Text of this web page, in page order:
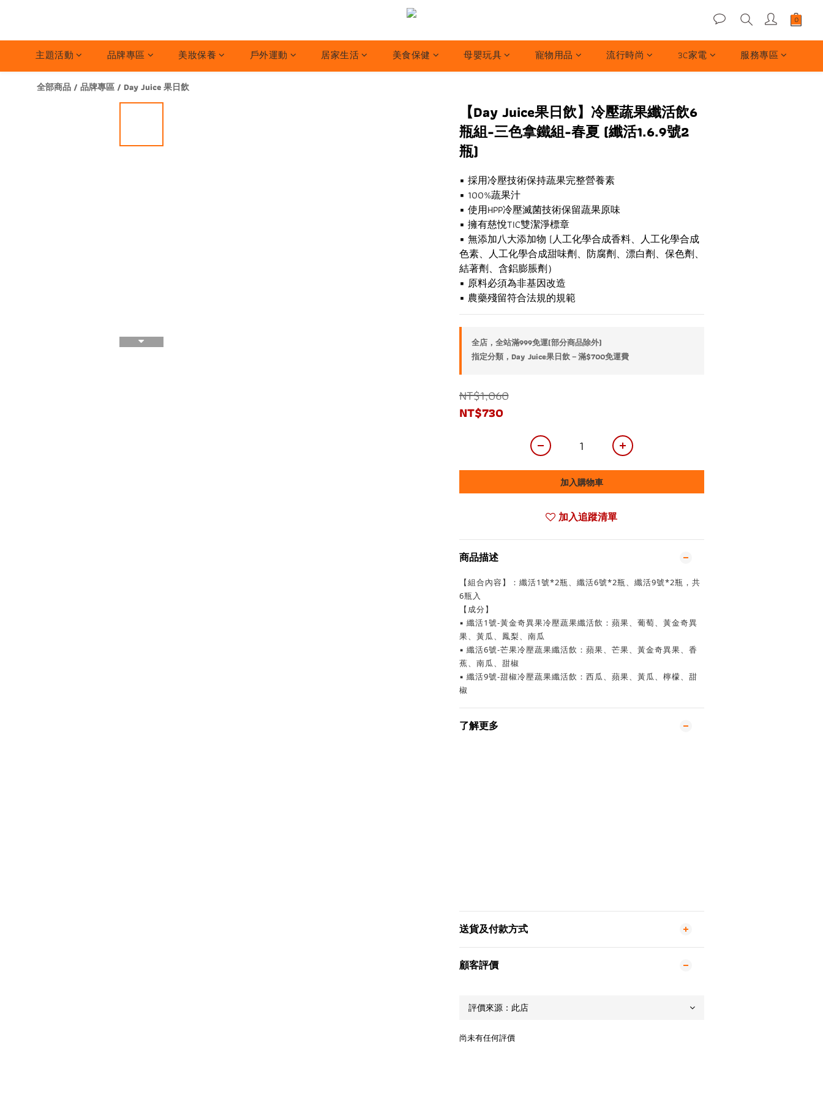
主題活動 品牌專區 美妝保養 戶外運動 居家生活 美食保健 母嬰玩具 寵物用品 流行時尚 3C家電 服務專區
全部商品/ 品牌專區/ Day Juice 果日飲
【Day Juice果日飲】冷壓蔬果纖活飲6
瓶組-三色拿鐵組-春夏 (纖活1.6.9號2
瓶)
▪︎ 採用冷壓技術保持蔬果完整營養素
▪︎ 100%蔬果汁
▪︎ 使用HPP冷壓滅菌技術保留蔬果原味
▪︎ 擁有慈悅TIC雙潔淨標章
▪︎ 無添加八大添加物 (人工化學合成香料、人工化學合成
色素、人工化學合成甜味劑、防腐劑、漂白劑、保色劑、
結著劑、含鋁膨脹劑）
▪︎ 原料必須為非基因改造
▪︎ 農藥殘留符合法規的規範
全店，全站滿999免運(部分商品除外)
指定分類，Day Juice果日飲－滿$700免運費
NT$1,060
NT$730
加入購物車
加入追蹤清單
商品描述
【組合內容】：纖活1號*2瓶、纖活6號*2瓶、纖活9號*2瓶，共
6瓶入
【成分】
▪︎ 纖活1號-黃金奇異果冷壓蔬果纖活飲：蘋果、葡萄、黃金奇異
果、黃瓜、鳳梨、南瓜
▪︎ 纖活6號-芒果冷壓蔬果纖活飲：蘋果、芒果、黃金奇異果、香
蕉、南瓜、甜椒
▪︎ 纖活9號-甜椒冷壓蔬果纖活飲：西瓜、蘋果、黃瓜、檸檬、甜
椒
了解更多
送貨及付款方式
顧客評價
尚未有任何評價